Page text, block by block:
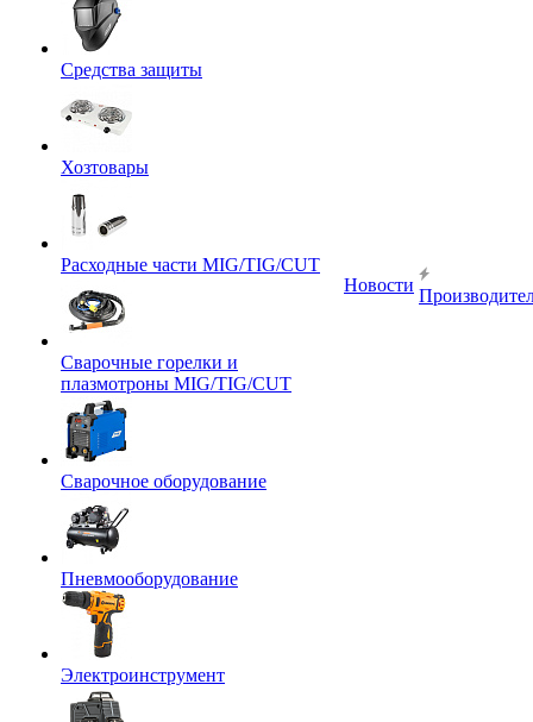
Средства защиты
Хозтовары
Расходные части MIG/TIG/CUT
Сварочные горелки и
плазмотроны MIG/TIG/CUT
Сварочное оборудование
Пневмооборудование
Электроинструмент
Новости